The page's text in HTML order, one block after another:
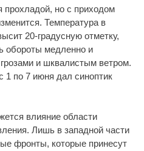
прохладой, но с приходом
Температура в
20-градусную отметку,
обороты медленно и
и шквалистым ветром.
1 по 7 июня дал синоптик
влияние области
Лишь в западной части
фронты, которые принесут